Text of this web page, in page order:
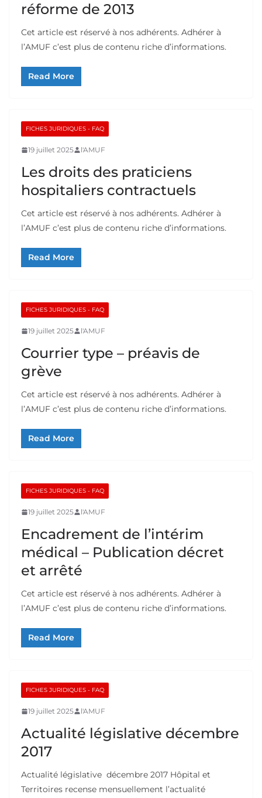
réforme de 2013
Cet article est réservé à nos adhérents. Adhérer à
l’AMUF c’est plus de contenu riche d’informations.
Read More
FICHES JURIDIQUES - FAQ
19 juillet 2025 l'AMUF
Les droits des praticiens
hospitaliers contractuels
Cet article est réservé à nos adhérents. Adhérer à
l’AMUF c’est plus de contenu riche d’informations.
Read More
FICHES JURIDIQUES - FAQ
19 juillet 2025 l'AMUF
Courrier type – préavis de
grève
Cet article est réservé à nos adhérents. Adhérer à
l’AMUF c’est plus de contenu riche d’informations.
Read More
FICHES JURIDIQUES - FAQ
19 juillet 2025 l'AMUF
Encadrement de l’intérim
médical – Publication décret
et arrêté
Cet article est réservé à nos adhérents. Adhérer à
l’AMUF c’est plus de contenu riche d’informations.
Read More
FICHES JURIDIQUES - FAQ
19 juillet 2025 l'AMUF
Actualité législative décembre
2017
Actualité législative décembre 2017 Hôpital et
Territoires recense mensuellement l’actualité